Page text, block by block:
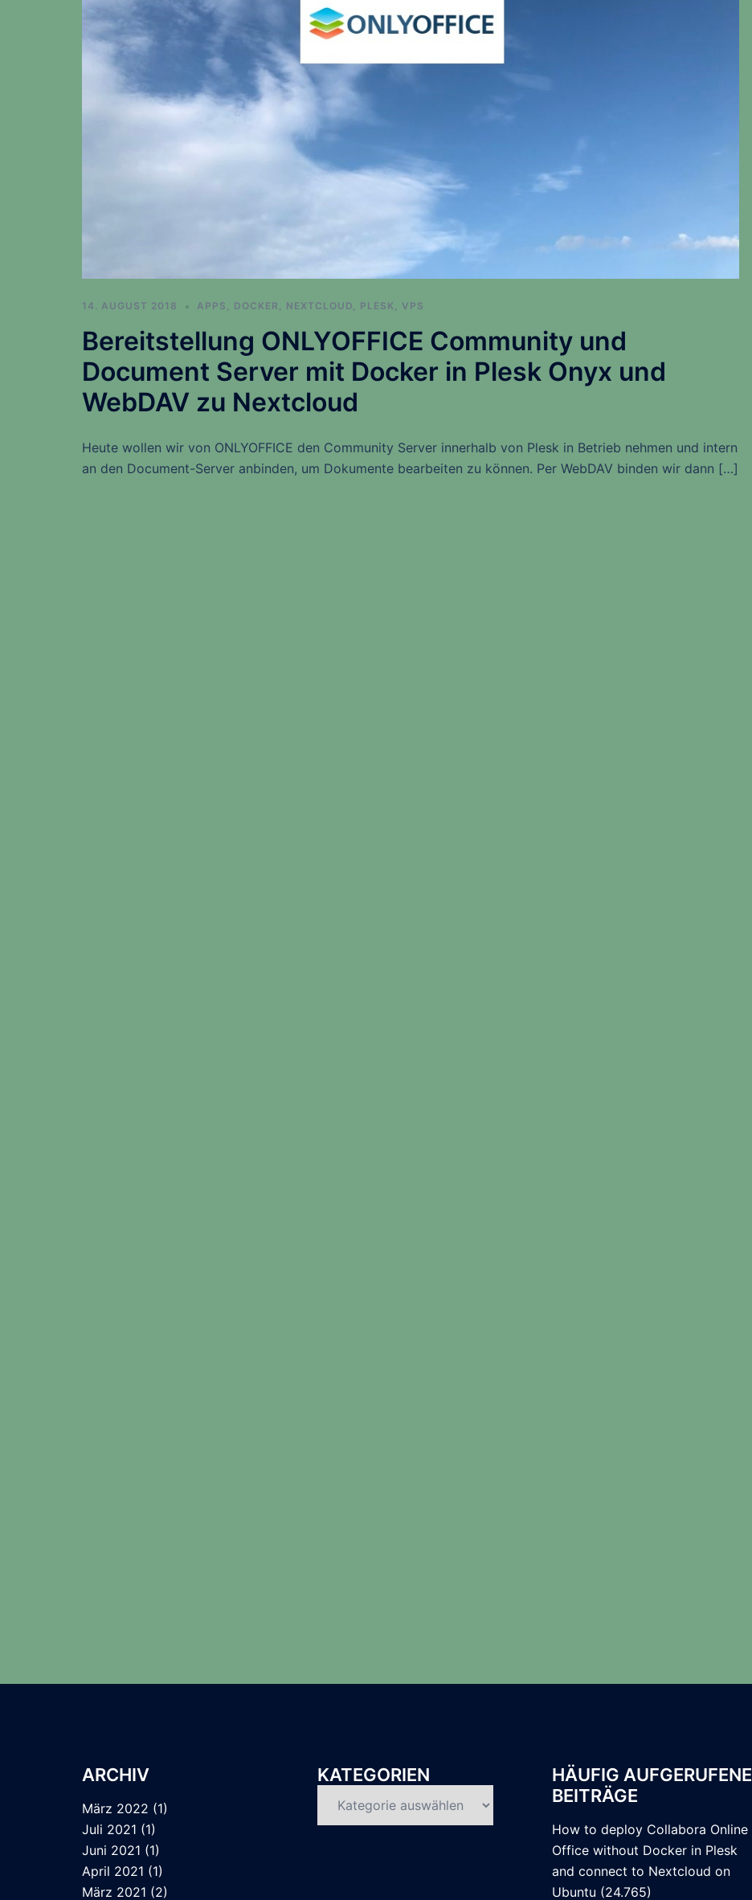
14. AUGUST 2018 APPS , DOCKER , NEXTCLOUD, PLESK, VPS
Bereitstellung ONLYOFFICE Community und
Document Server mit Docker in Plesk Onyx und
WebDAV zu Nextcloud
Heute wollen wir von ONLYOFFICE den Community Server innerhalb von Plesk in Betrieb nehmen und intern
an den Document-Server anbinden, um Dokumente bearbeiten zu können. Per WebDAV binden wir dann […]
ARCHIV
März 2022 (1)
Juli 2021 (1)
Juni 2021 (1)
April 2021 (1)
März 2021 (2)
KATEGORIEN
HÄUFIG AUFGERUFENE
BEITRÄGE
How to deploy Collabora Online
Office without Docker in Plesk
and connect to Nextcloud on
Ubuntu (24.765)